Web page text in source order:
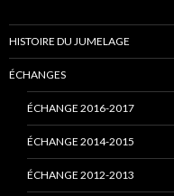
HISTOIRE DU JUMELAGE
ÉCHANGES
ÉCHANGE 2016-2017
ÉCHANGE 2014-2015
ÉCHANGE 2012-2013